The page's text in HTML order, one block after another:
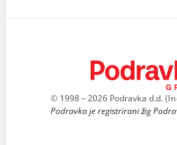
© 1998 – 2026 Podravka d.d.
Podravka je registrirani žig